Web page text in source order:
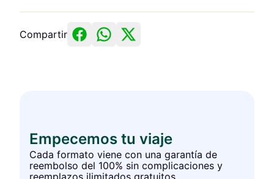
Compartir
Empecemos tu viaje
Cada formato viene con una garantía de
reembolso del 100% sin complicaciones y
reemplazos ilimitados gratuitos.